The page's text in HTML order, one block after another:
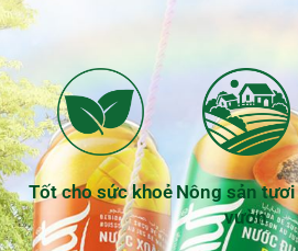
Tốt cho sức khoẻ Nông sản
vườn